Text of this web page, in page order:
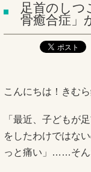
足首のしつ
骨癒合症」
こんにちは！きむ
「最近、子どもが
をしたわけではな
っと痛い」……そん